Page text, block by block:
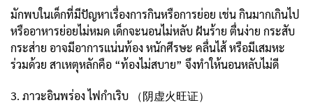
มักพบในเด็กที่มีปัญหาเรื่องการกินหรือการย่อย เช่น กินมากเกินไป
หรืออาหารย่อยไม่หมด เด็กจะนอนไม่หลับ ฝันร้าย ตื่นง่าย กระสับ
กระส่าย อาจมีอาการแน่นท้อง หนักศีรษะ คลื่นไส้ หรือมีเสมหะ
ร่วมด้วย สาเหตุหลักคือ “ท้องไม่สบาย” จึงทำให้นอนหลับไม่ดี
3. ภาวะอินพร่อง ไฟกำเริบ （阴虚火旺证）